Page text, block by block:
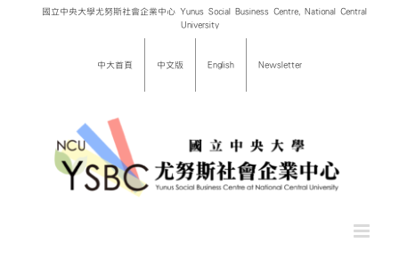
國立中央大學尤努斯社會企業中心 Yunus Social Business Centre, National Central
University
中大首頁 中文版 English Newsletter